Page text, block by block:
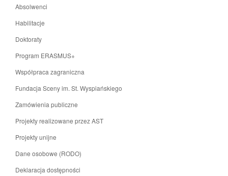
Absolwenci
Habilitacje
Doktoraty
Program ERASMUS+
Współpraca zagraniczna
Fundacja Sceny im. St. Wyspiańskiego
Zamówienia publiczne
Projekty realizowane przez AST
Projekty unijne
Dane osobowe (RODO)
Deklaracja dostępności